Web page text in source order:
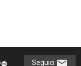
Seguici